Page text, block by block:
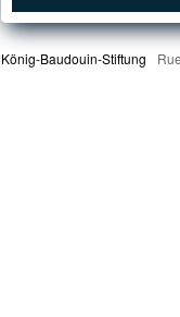
König-Baudouin-Stiftung